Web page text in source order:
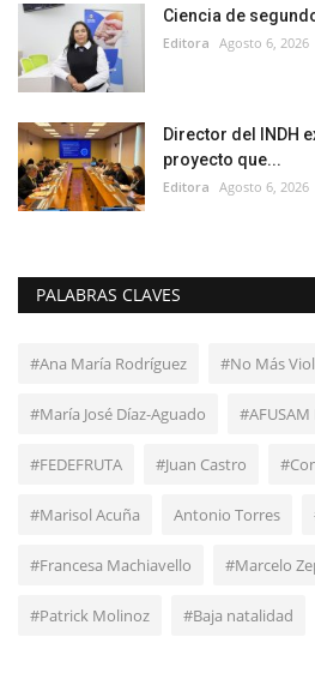
Ciencia de
Editora Agosto 6, 2026
Director del INDH
proyecto que...
Editora Agosto 6, 2026
PALABRAS CLAVES
#Ana María Rodríguez #No Más
#María José Díaz-Aguado
#FEDEFRUTA #Juan Castro
#Marisol Acuña Antonio Torres
#Francesa Machiavello #Marcelo
#Patrick Molinoz #Baja natalidad